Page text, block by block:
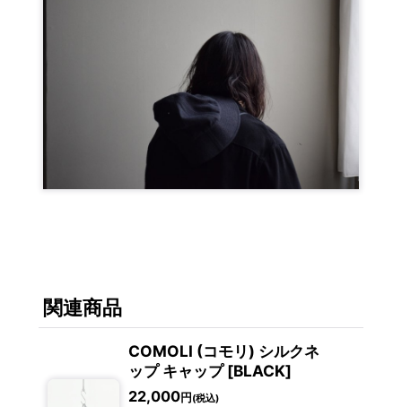
関連商品
COMOLI (コモリ) シルクネ
ップ キャップ [BLACK]
22,000円 (税込)